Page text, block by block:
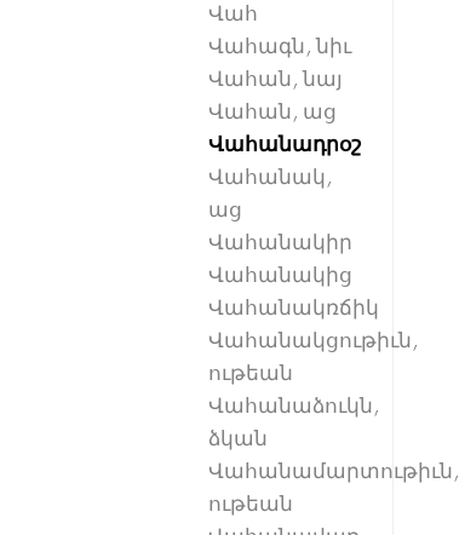
Վահ
Վահագն, նիւ
Վահան, նայ
Վահան, աց
Վահանադրօշ
Վահանակ,
աց
Վահանակիր
Վահանակից
Վահանակռճիկ
Վահանակցութիւն,
ութեան
Վահանաձուկն,
ձկան
Վահանամարտութիւն,
ութեան